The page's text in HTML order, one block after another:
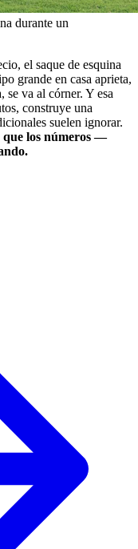
durante un
el saque de esquina
grande en casa aprieta,
se va al córner. Y esa
construye una
suelen ignorar.
que los números —